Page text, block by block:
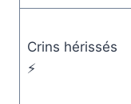
Crins hérissés
⚡